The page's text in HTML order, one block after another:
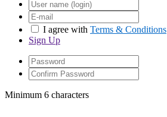
I agree with Terms & Conditions
Sign Up
Minimum 6 characters